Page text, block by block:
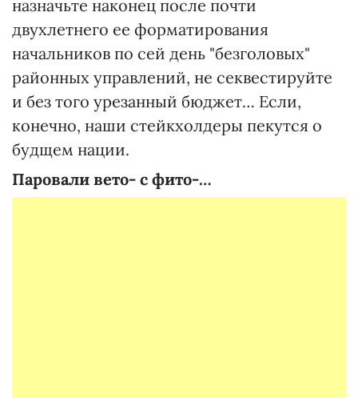
назначьте наконец после почти
двухлетнего ее форматирования
начальников по сей день "безголовых"
районных управлений, не секвестируйте
и без того урезанный бюджет… Если,
конечно, наши стейкхолдеры пекутся о
будщем нации.
Паровали вето- с фито-…